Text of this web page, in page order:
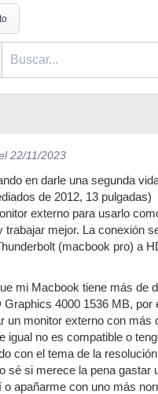
22/11/2023
en darle una segunda
de 2012, 13 pulgadas)
externo para usarlo
trabajar mejor. La conexión
(macbook pro) a
mi Macbook tiene más de
Graphics 4000 1536 MB, por
un monitor externo con más
igual no es compatible o
con el tema de la
sé si merece la pena gastar
o apañarme con uno más